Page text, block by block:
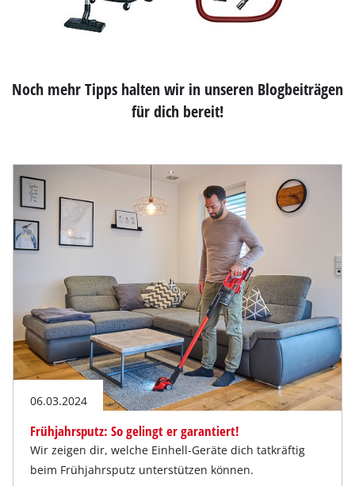
Noch mehr Tipps halten wir in unseren Blogbeiträgen
für dich bereit!
06.03.2024
Frühjahrsputz: So gelingt er garantiert!
Wir zeigen dir, welche Einhell-Geräte dich tatkräftig
beim Frühjahrsputz unterstützen können.